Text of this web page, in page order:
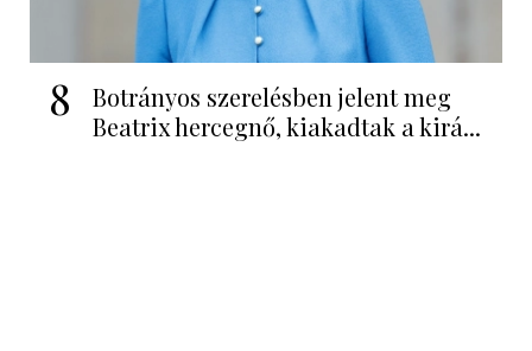
8
Botrányos szerelésben jelent meg
Beatrix hercegnő, kiakadtak a kirá...